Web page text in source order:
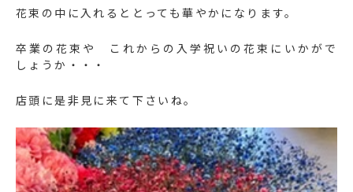
花束の中に入れるととっても華やかになります。
卒業の花束や これからの入学祝いの花束にいかがで
しょうか・・・
店頭に是非見に来て下さいね。